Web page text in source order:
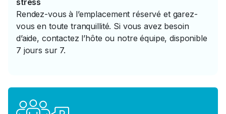
stress
Rendez-vous à l’emplacement réservé et garez-
vous en toute tranquillité. Si vous avez besoin
d’aide, contactez l’hôte ou notre équipe, disponible
7 jours sur 7.